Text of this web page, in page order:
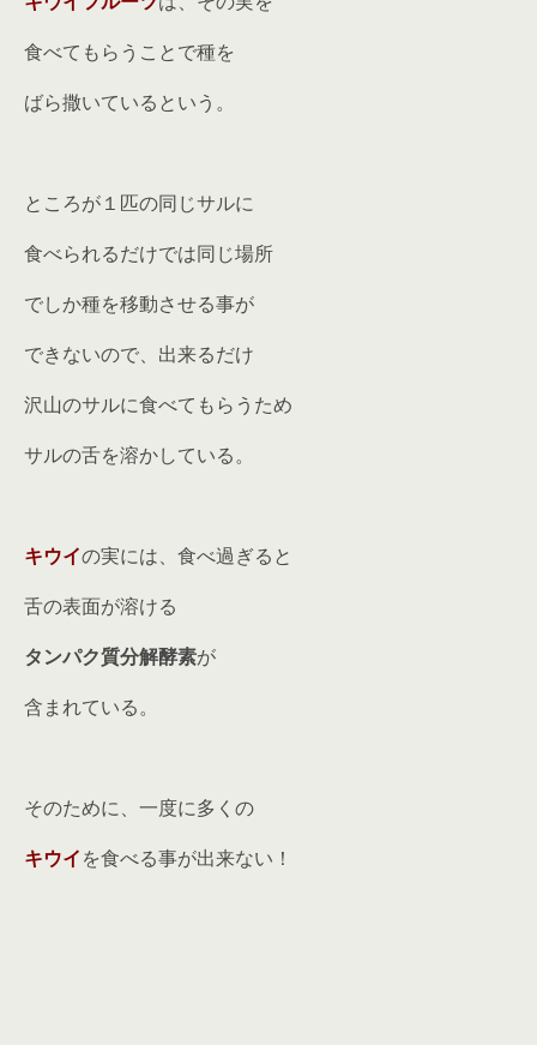
食べてもらうことで種を
ばら撒いているという。
ところが１匹の同じサルに
食べられるだけでは同じ場所
でしか種を移動させる事が
できないので、出来るだけ
沢山のサルに食べてもらうため
サルの舌を溶かしている。
キウイの実には、食べ過ぎると
舌の表面が溶ける
タンパク質分解酵素が
含まれている。
そのために、一度に多くの
キウイを食べる事が出来ない！